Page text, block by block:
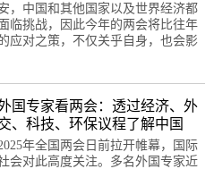
，中国和其他国家以及世界经济都
临挑战，因此今年的两会将比往年
应对之策，不仅关乎自身，也会影
国专家看两会：透过经济、外
、科技、环保议程了解中国
年全国两会日前拉开帷幕，国际
会对此高度关注。多名外国专家近